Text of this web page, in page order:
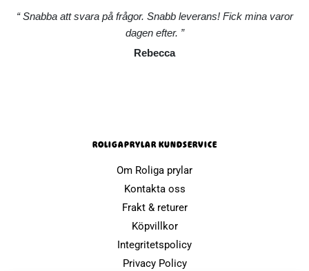
Snabba att svara på frågor. Snabb leverans! Fick mina varor
dagen efter.
Rebecca
ROLIGAPRYLAR KUNDSERVICE
Om Roliga prylar
Kontakta oss
Frakt & returer
Köpvillkor
Integritetspolicy
Privacy Policy